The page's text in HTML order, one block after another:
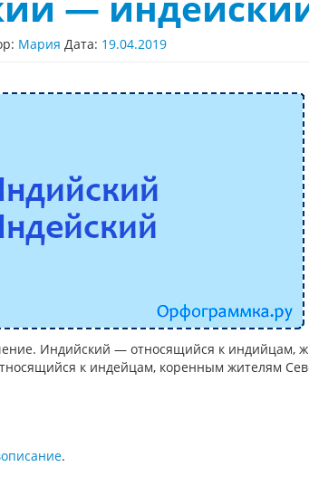
Мария Дата: 19.04.2019
Индийский — относящийся к индийцам,
к индейцам, коренным жителям
.